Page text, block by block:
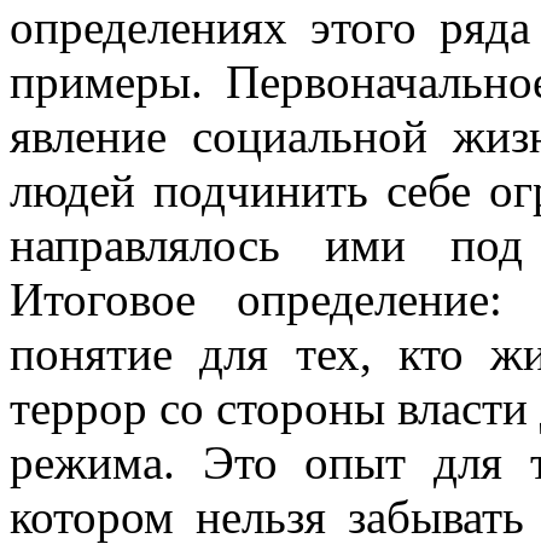
определениях этого
примеры.
явление социальной
людей подчинить себе
направлялось ими
Итоговое
понятие для тех, кто
террор со стороны
режима. Это опыт для
котором нельзя